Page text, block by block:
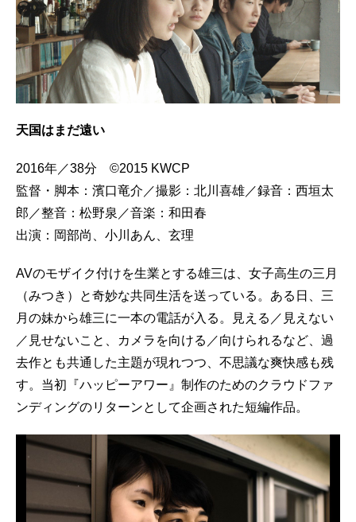
天国はまだ遠い
2016年／38分 ©2015 KWCP
監督・脚本：濱口竜介／撮影：北川喜雄／録音：西垣太
郎／整音：松野泉／音楽：和田春
出演：岡部尚、小川あん、玄理
AVのモザイク付けを生業とする雄三は、女子高生の三月
（みつき）と奇妙な共同生活を送っている。ある日、三
月の妹から雄三に一本の電話が入る。見える／見えない
／見せないこと、カメラを向ける／向けられるなど、過
去作とも共通した主題が現れつつ、不思議な爽快感も残
す。当初『ハッピーアワー』制作のためのクラウドファ
ンディングのリターンとして企画された短編作品。